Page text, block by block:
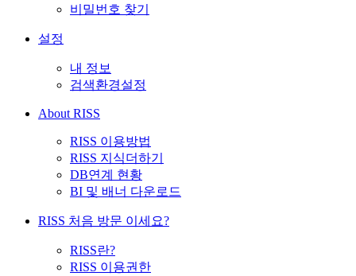
비밀번호 찾기
설정
내 정보
검색환경설정
About RISS
RISS 이용방법
RISS 지식더하기
DB연계 현황
BI 및 배너 다운로드
RISS 처음 방문 이세요?
RISS란?
RISS 이용권한